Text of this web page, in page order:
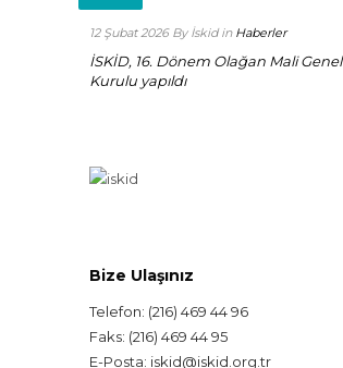
12 Şubat 2026 By İskid in Haberler
İSKİD, 16. Dönem Olağan Mali Genel
Kurulu yapıldı
Bize Ulaşınız
Telefon: (216) 469 44 96
Faks: (216) 469 44 95
E-Posta: iskid@iskid.org.tr